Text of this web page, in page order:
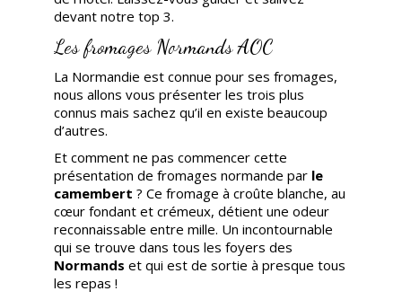
devant notre top 3.
Les fromages Normands AOC
La Normandie est connue pour ses fromages,
nous allons vous présenter les trois plus
connus mais sachez qu’il en existe beaucoup
d’autres.
Et comment ne pas commencer cette
présentation de fromages normande par le
camembert ? Ce fromage à croûte blanche, au
cœur fondant et crémeux, détient une odeur
reconnaissable entre mille. Un incontournable
qui se trouve dans tous les foyers des
Normands et qui est de sortie à presque tous
les repas !